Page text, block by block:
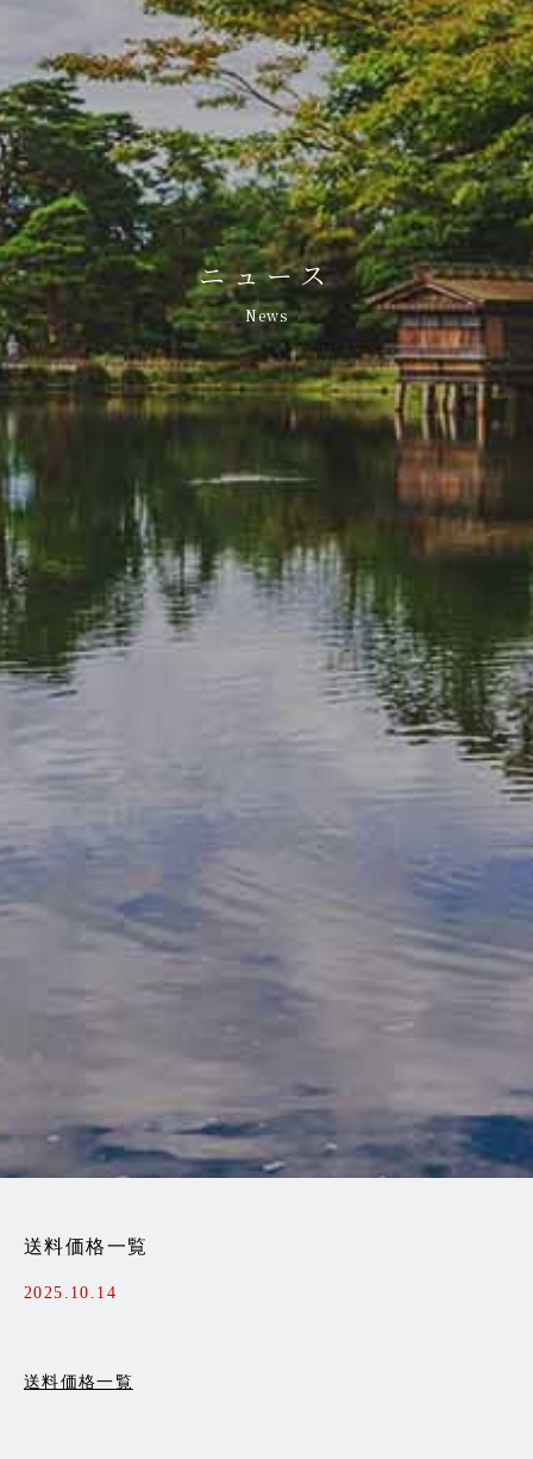
ニュース
News
送料価格一覧
2025.10.14
送料価格一覧